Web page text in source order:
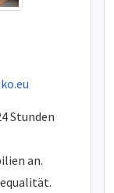
Stunden
an.